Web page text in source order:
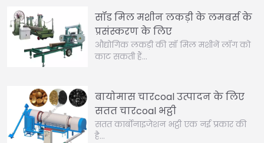
सॉड मिल मशीन लकड़ी के लमबर्स के
प्रसंस्करण के लिए
औद्योगिक लकड़ी की सॉ मिल मशीनें लॉग को
काट सकती हैं…
बायोमास चारcoal उत्पादन के लिए
सतत चारcoal भट्ठी
सतत कार्बोनाइजेशन भट्ठी एक नई प्रकार की
है…